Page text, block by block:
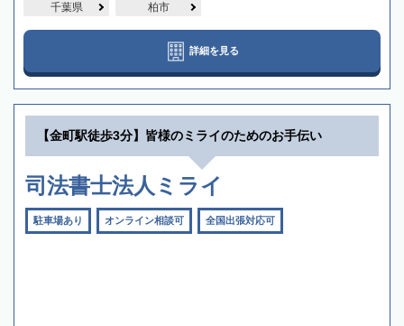
千葉県 柏市
詳細を見る
【金町駅徒歩3分】皆様のミライのためのお手伝い
司法書士法人ミライ
駐車場あり オンライン相談可 全国出張対応可